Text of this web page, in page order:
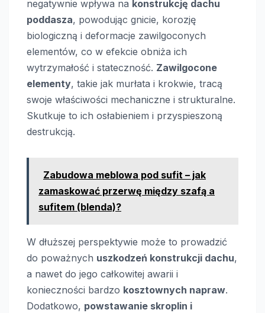
negatywnie wpływa na konstrukcję dachu
poddasza, powodując gnicie, korozję
biologiczną i deformacje zawilgoconych
elementów, co w efekcie obniża ich
wytrzymałość i stateczność. Zawilgocone
elementy, takie jak murłata i krokwie, tracą
swoje właściwości mechaniczne i strukturalne.
Skutkuje to ich osłabieniem i przyspieszoną
destrukcją.
Zabudowa meblowa pod sufit – jak
zamaskować przerwę między szafą a
sufitem (blenda)?
W dłuższej perspektywie może to prowadzić
do poważnych uszkodzeń konstrukcji dachu,
a nawet do jego całkowitej awarii i
konieczności bardzo kosztownych napraw.
Dodatkowo, powstawanie skroplin i